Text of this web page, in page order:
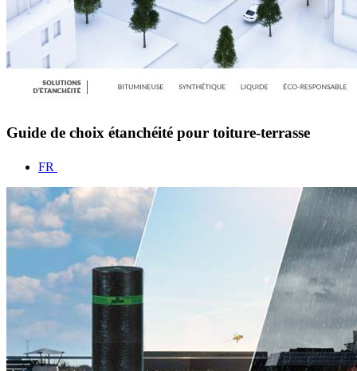
Guide de choix étanchéité pour toiture-terrasse
FR